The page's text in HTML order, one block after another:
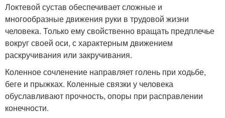
Локтевой сустав обеспечивает сложные и
многообразные движения руки в трудовой жизни
человека. Только ему свойственно вращать предплечье
вокруг своей оси, с характерным движением
раскручивания или закручивания.
Коленное сочленение направляет голень при ходьбе,
беге и прыжках. Коленные связки у человека
обуславливают прочность, опоры при расправлении
конечности.